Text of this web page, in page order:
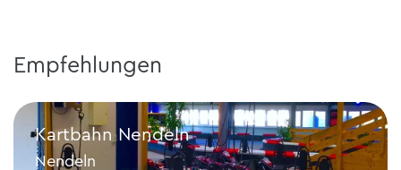
Empfehlungen
Kartbahn Nendeln
Nendeln